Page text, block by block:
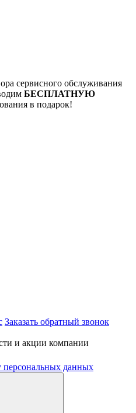
сервисного обслуживания
БЕСПЛАТНУЮ
в подарок!
Заказать обратный звонок
и акции компании
персональных данных